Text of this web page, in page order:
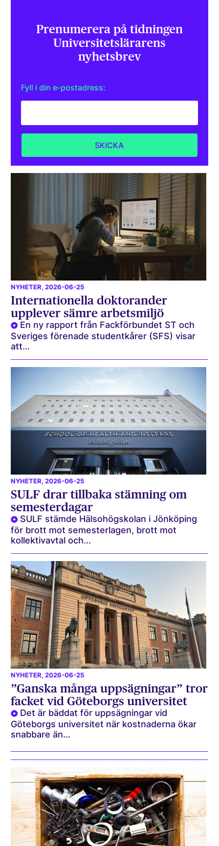
Prenumerera på tidningen
Universitets­lärarens
nyhetsbrev
Fyll i din e-postadress:
NYHETER, 2026-06-25
Internationella doktorander
upplever sämre arbetsmiljö
En ny rapport från Fackförbundet ST och
Sveriges förenade studentkårer (SFS) visar
att...
NYHETER, 2026-06-25
SULF drar tillbaka stämning om
semesterdagar
SULF stämde Hälsohögskolan i Jönköping
för brott mot semesterlagen, brott mot
kollektivavtal och...
NYHETER, 2026-06-25
”Ganska många uppsägningar” tror
facket vid Göteborgs universitet
Det är bäddat för uppsägningar vid
Göteborgs universitet när kostnaderna ökar
snabbare än...